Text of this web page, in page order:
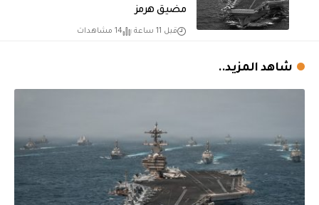
مضيق هرمز
قبل 11 ساعة 14 مشاهدات
شاهد المزيد..